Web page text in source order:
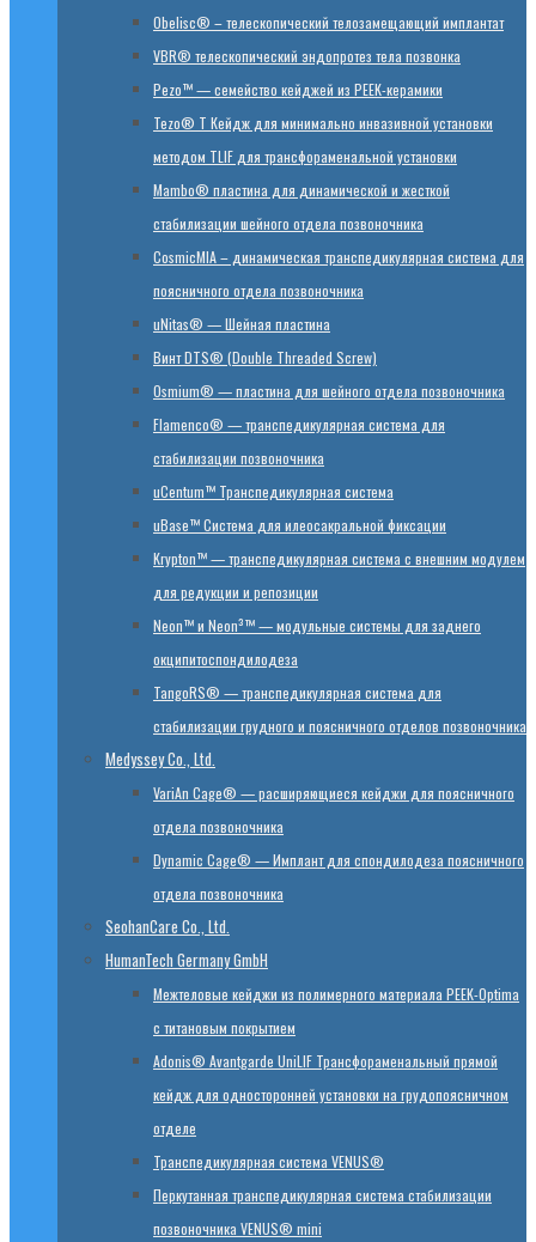
Obelisc® – телескопический телозамещающий имплантат
VBR® телескопический эндопротез тела позвонка
Pezo™ — семейство кейджей из PEEK-керамики
Tezo® T Кейдж для минимально инвазивной установки
методом TLIF для трансфораменальной установки
Mambo® пластина для динамической и жесткой
стабилизации шейного отдела позвоночника
CosmicMIA – динамическая транспедикулярная система для
поясничного отдела позвоночника
uNitas® — Шейная пластина
Винт DTS® (Double Threaded Screw)
Osmium® — пластина для шейного отдела позвоночника
Flamenco® — транспедикулярная система для
стабилизации позвоночника
uCentum™ Транспедикулярная система
uBase™ Cистема для илеосакральной фиксации
Krypton™ — транспедикулярная система с внешним модулем
для редукции и репозиции
Neon™ и Neon³™ — модульные системы для заднего
окципитоспондилодеза
TangoRS® — транспедикулярная система для
стабилизации грудного и поясничного отделов позвоночника
Medyssey Co., Ltd.
VariAn Cage® — расширяющиеся кейджи для поясничного
отдела позвоночника
Dynamic Cage® — Имплант для спондилодеза поясничного
отдела позвоночника
SeohanCare Co., Ltd.
HumanTech Germany GmbH
Mежтеловые кейджи из полимерного материала PEEK-Optima
с титановым покрытием
Adonis® Avantgarde UniLIF Трансфораменальный прямой
кейдж для односторонней установки на грудопоясничном
отделе
Транспедикулярная система VENUS®
Перкутанная транспедикулярная система стабилизации
позвоночника VENUS® mini